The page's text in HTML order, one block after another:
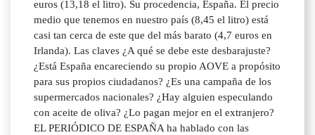
euros (13,18 el litro). Su procedencia, España. El precio
medio que tenemos en nuestro país (8,45 el litro) está
casi tan cerca de este que del más barato (4,7 euros en
Irlanda). Las claves ¿A qué se debe este desbarajuste?
¿Está España encareciendo su propio AOVE a propósito
para sus propios ciudadanos? ¿Es una campaña de los
supermercados nacionales? ¿Hay alguien especulando
con aceite de oliva? ¿Lo pagan mejor en el extranjero?
EL PERIÓDICO DE ESPAÑA ha hablado con las